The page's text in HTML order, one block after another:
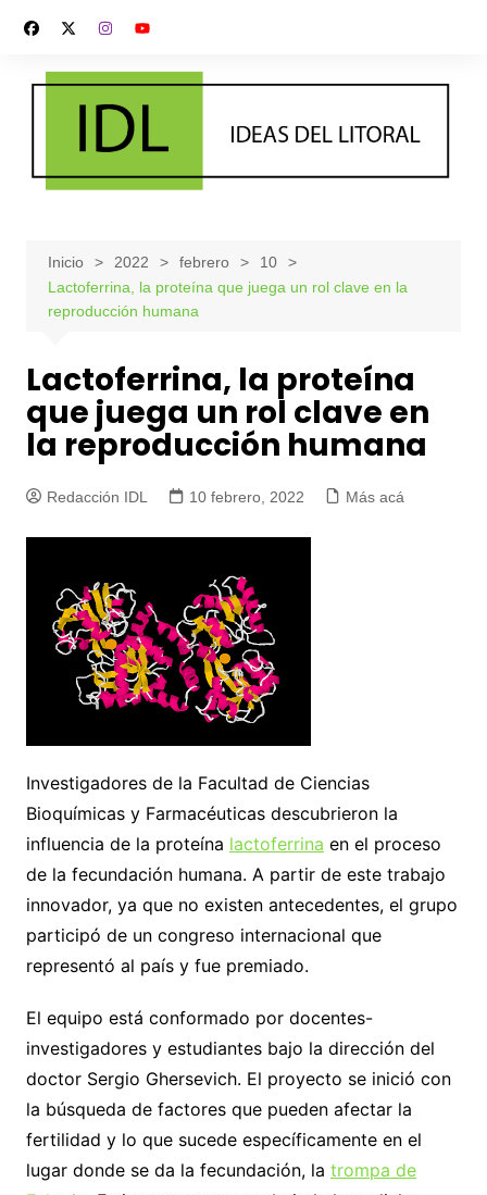
contenido
Inicio 2022 febrero
10
Lactoferrina, la proteína que juega un rol clave en la
reproducción humana
Lactoferrina, la proteína
que juega un rol clave en
la reproducción humana
Redacción IDL 10 febrero, 2022 Más acá
Investigadores de la Facultad de Ciencias
Bioquímicas y Farmacéuticas descubrieron la
influencia de la proteína lactoferrina en el proceso
de la fecundación humana. A partir de este trabajo
innovador, ya que no existen antecedentes, el grupo
participó de un congreso internacional que
representó al país y fue premiado.
El equipo está conformado por docentes-
investigadores y estudiantes bajo la dirección del
doctor Sergio Ghersevich. El proyecto se inició con
la búsqueda de factores que pueden afectar la
fertilidad y lo que sucede específicamente en el
lugar donde se da la fecundación, la trompa de